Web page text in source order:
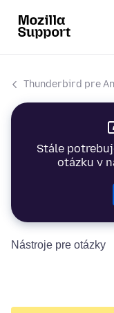
Thunderbird pre
Stále
otázku v
Nástroje pre otázky